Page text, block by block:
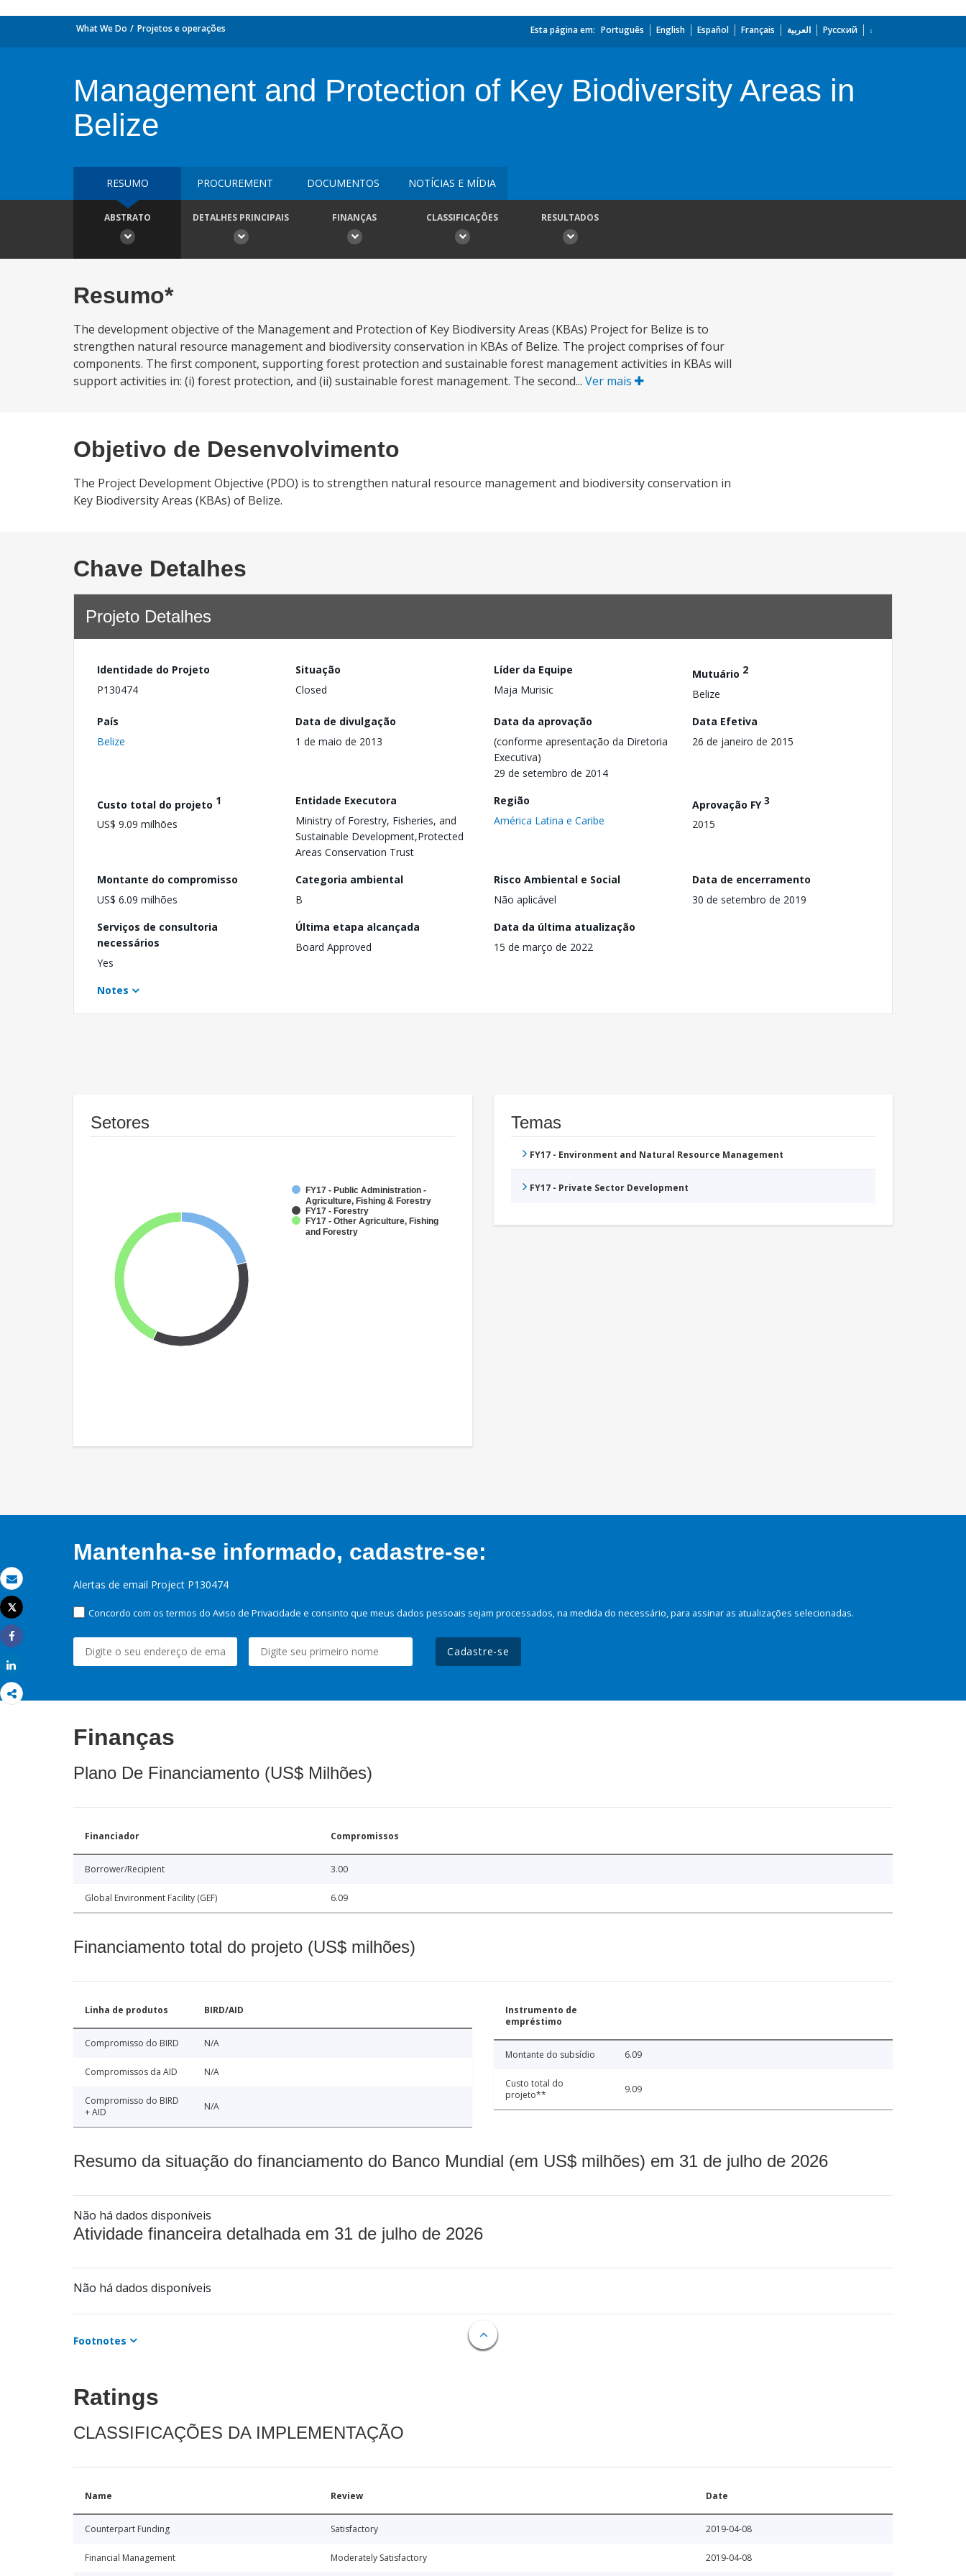
Email
Imprimir
Tweet
Share
What We Do Projetos e operações Esta página em: Português English Español Français العربية Русский
Management and Protection of Key Biodiversity Areas in
Belize
RESUMO PROCUREMENT DOCUMENTOS NOTÍCIAS E MÍDIA
ABSTRATO DETALHES PRINCIPAIS FINANÇAS CLASSIFICAÇÕES RESULTADOS
Resumo*
The development objective of the Management and Protection of Key Biodiversity Areas (KBAs) Project for Belize is to
strengthen natural resource management and biodiversity conservation in KBAs of Belize. The project comprises of four
components. The first component, supporting forest protection and sustainable forest management activities in KBAs will
support activities in: (i) forest protection, and (ii) sustainable forest management. The second... Ver mais
Objetivo de Desenvolvimento
The Project Development Objective (PDO) is to strengthen natural resource management and biodiversity conservation in
Key Biodiversity Areas (KBAs) of Belize.
Chave Detalhes
Projeto Detalhes
Identidade do Projeto
P130474
Situação
Closed
Líder da Equipe
Maja Murisic
Mutuário 2
Belize
País
Belize
Data de divulgação
1 de maio de 2013
Data da aprovação
(conforme apresentação da Diretoria
Executiva)
29 de setembro de 2014
Data Efetiva
26 de janeiro de 2015
Custo total do projeto 1
US$ 9.09 milhões
Entidade Executora
Ministry of Forestry, Fisheries, and
Sustainable Development,Protected
Areas Conservation Trust
Região
América Latina e Caribe
Aprovação FY3
2015
Montante do compromisso
US$ 6.09 milhões
Categoria ambiental
B
Risco Ambiental e Social
Não aplicável
Data de encerramento
30 de setembro de 2019
Serviços de consultoria
necessários
Yes
Última etapa alcançada
Board Approved
Data da última atualização
15 de março de 2022
Notes
Setores
FY17 - Public Administration -
Agriculture, Fishing & Forestry
FY17 - Forestry
FY17 - Other Agriculture, Fishing
and Forestry
Temas
FY17 - Environment and Natural Resource Management
FY17 - Private Sector Development
Mantenha-se informado, cadastre-se:
Alertas de email Project P130474
Concordo com os termos do Aviso de Privacidade e consinto que meus dados pessoais sejam processados, na medida do necessário, para assinar as atualizações selecionadas.
Cadastre-se
Finanças
Plano De Financiamento (US$ Milhões)
Financiador Compromissos
Borrower/Recipient 3.00
Global Environment Facility (GEF) 6.09
Financiamento total do projeto (US$ milhões)
Linha de produtos BIRD/AID
Compromisso do BIRD N/A
Compromissos da AID N/A
Compromisso do BIRD
+ AID
N/A
Instrumento de
empréstimo
Montante do subsídio 6.09
Custo total do
projeto**
9.09
Resumo da situação do financiamento do Banco Mundial (em US$ milhões) em 31 de julho de 2026
Não há dados disponíveis
Atividade financeira detalhada em 31 de julho de 2026
Não há dados disponíveis
Footnotes
Ratings
CLASSIFICAÇÕES DA IMPLEMENTAÇÃO
Name Review Date
Counterpart Funding Satisfactory 2019-04-08
Financial Management Moderately Satisfactory 2019-04-08